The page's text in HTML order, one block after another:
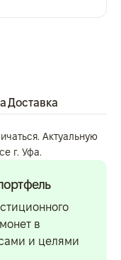
Доставка
Актуальную
г. Уфа.
в
и целями